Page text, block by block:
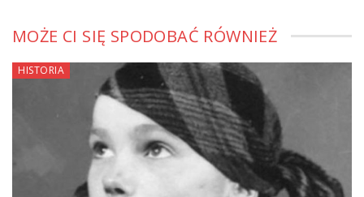
MOŻE CI SIĘ SPODOBAĆ RÓWNIEŻ
HISTORIA